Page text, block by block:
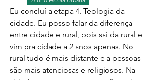
Eu concluí a etapa 4. Teologia da
cidade. Eu posso falar da diferença
entre cidade e rural, pois sai da rural e
vim pra cidade a 2 anos apenas. No
rural tudo é mais distante e a pessoas
são mais atenciosas e religiosos. Na